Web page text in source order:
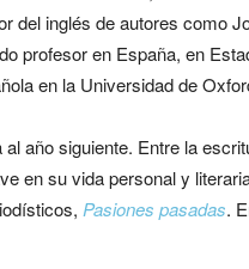
del inglés de autores como
profesor en España, en
en la Universidad de
al año siguiente. Entre la
en su vida personal y
Pasiones pasadas.